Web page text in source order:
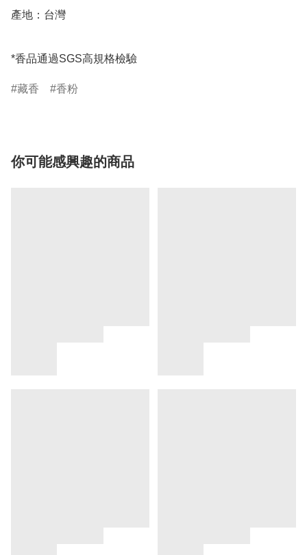
產地：台灣
*香品通過SGS高規格檢驗
藏香 香粉
你可能感興趣的商品